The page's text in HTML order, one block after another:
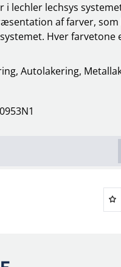
lechler lechsys
af farver, som
Hver
Autolakering,